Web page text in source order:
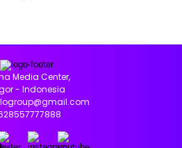
Media Center,
- Indonesia